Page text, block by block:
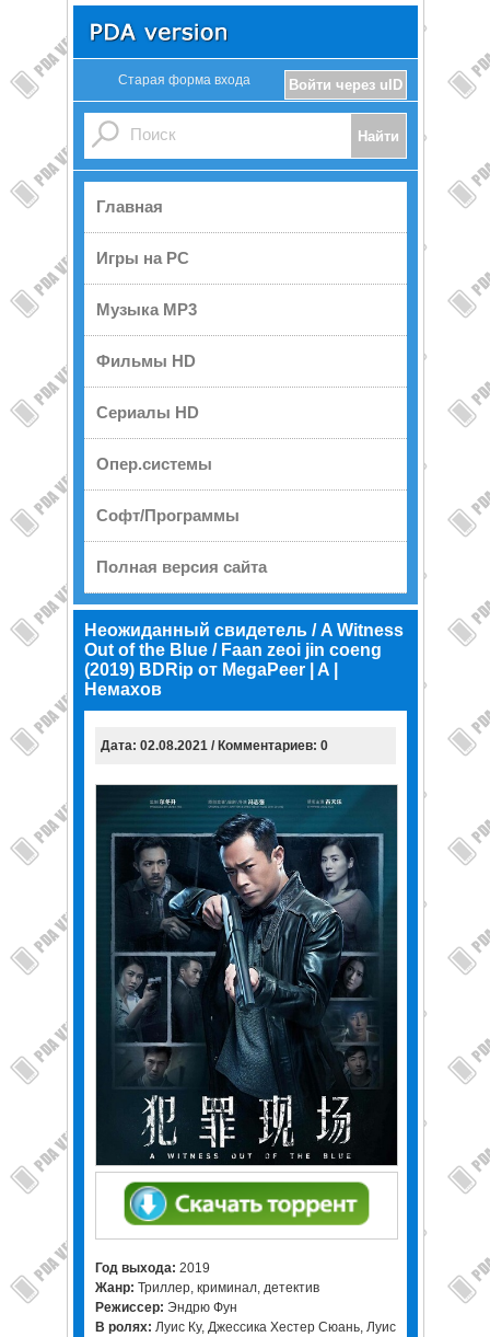
Войти через uID
Старая форма входа
Главная
Игры на PC
Музыка MP3
Фильмы HD
Сериалы HD
Опер.системы
Софт/Программы
Полная версия сайта
Неожиданный свидетель / A Witness
Out of the Blue / Faan zeoi jin coeng
(2019) BDRip от MegaPeer | A |
Немахов
Дата: 02.08.2021 / Комментариев: 0
Год выхода: 2019
Жанр: Триллер, криминал, детектив
Режиссер: Эндрю Фун
В ролях: Луис Ку, Джессика Хестер Сюань, Луис